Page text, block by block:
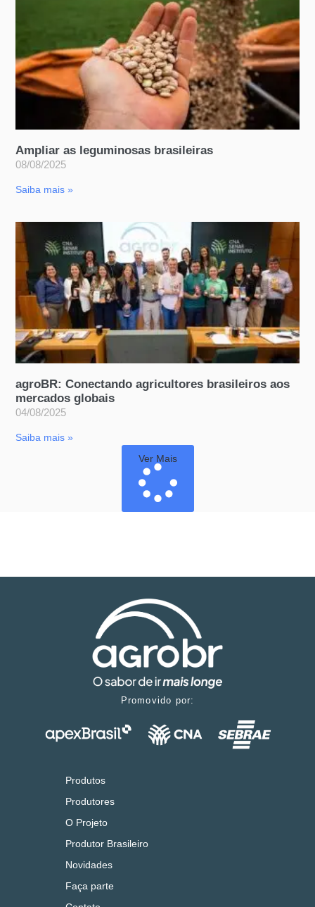
Ampliar as leguminosas brasileiras
08/08/2025
Saiba mais »
agroBR: Conectando agricultores brasileiros aos
mercados globais
04/08/2025
Saiba mais »
Ver Mais
Promovido por:
Produtos
Produtores
O Projeto
Produtor Brasileiro
Novidades
Faça parte